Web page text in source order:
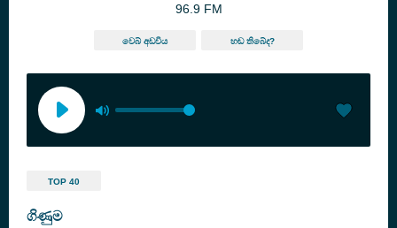
96.9 FM
වෙබ් අඩවිය හඬ තිබේද?
TOP 40
ගිණුම